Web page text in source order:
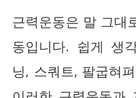
근력운동은 말 그대
동입니다. 쉽게 생
닝, 스쿼트, 팔굽혀